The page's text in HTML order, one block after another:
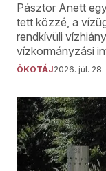
Pásztor Anett
tett közzé, a
rendkívüli
vízkormányzási
ÖKOTÁJ2026. júl.